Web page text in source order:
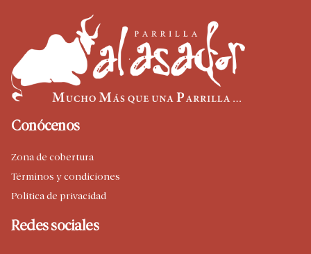
Conócenos
Zona de cobertura
Términos y condiciones
Política de privacidad
Redes sociales